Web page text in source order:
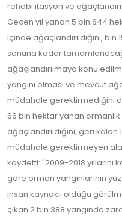
rehabilitasyon ve
Geçen yıl yanan 5 bin 644
içinde ağaçlandırıldığını,
sonuna kadar
ağaçlandırılmaya konu
yangını olması ve mevcut
müdahale gerektirmediğini
66 bin hektar yanan ormanlık
ağaçlandırıldığını, geri
müdahale gerektirmeyen
kaydetti: "2009-2018 yıllarını
göre orman yangınlarının
insan kaynaklı olduğu
çıkan 2 bin 388 yangında